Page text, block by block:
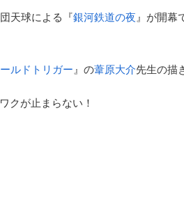
天球による『銀河鉄道の夜 』が開幕
ルドトリガー 』の葦原大介先生の描
クが止まらない！